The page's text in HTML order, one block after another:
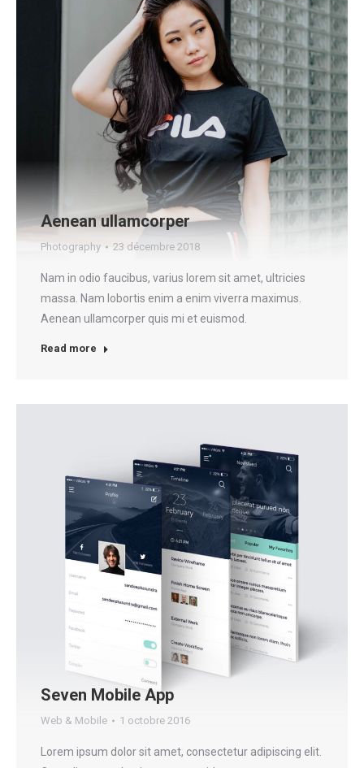
Aenean ullamcorper
Photography 23 décembre 2018
Nam in odio faucibus, varius lorem sit amet, ultricies
massa. Nam lobortis enim a enim viverra maximus.
Aenean ullamcorper quis mi et euismod.
Read more
Seven Mobile App
Web & Mobile 1 octobre 2016
Lorem ipsum dolor sit amet, consectetur adipiscing elit.